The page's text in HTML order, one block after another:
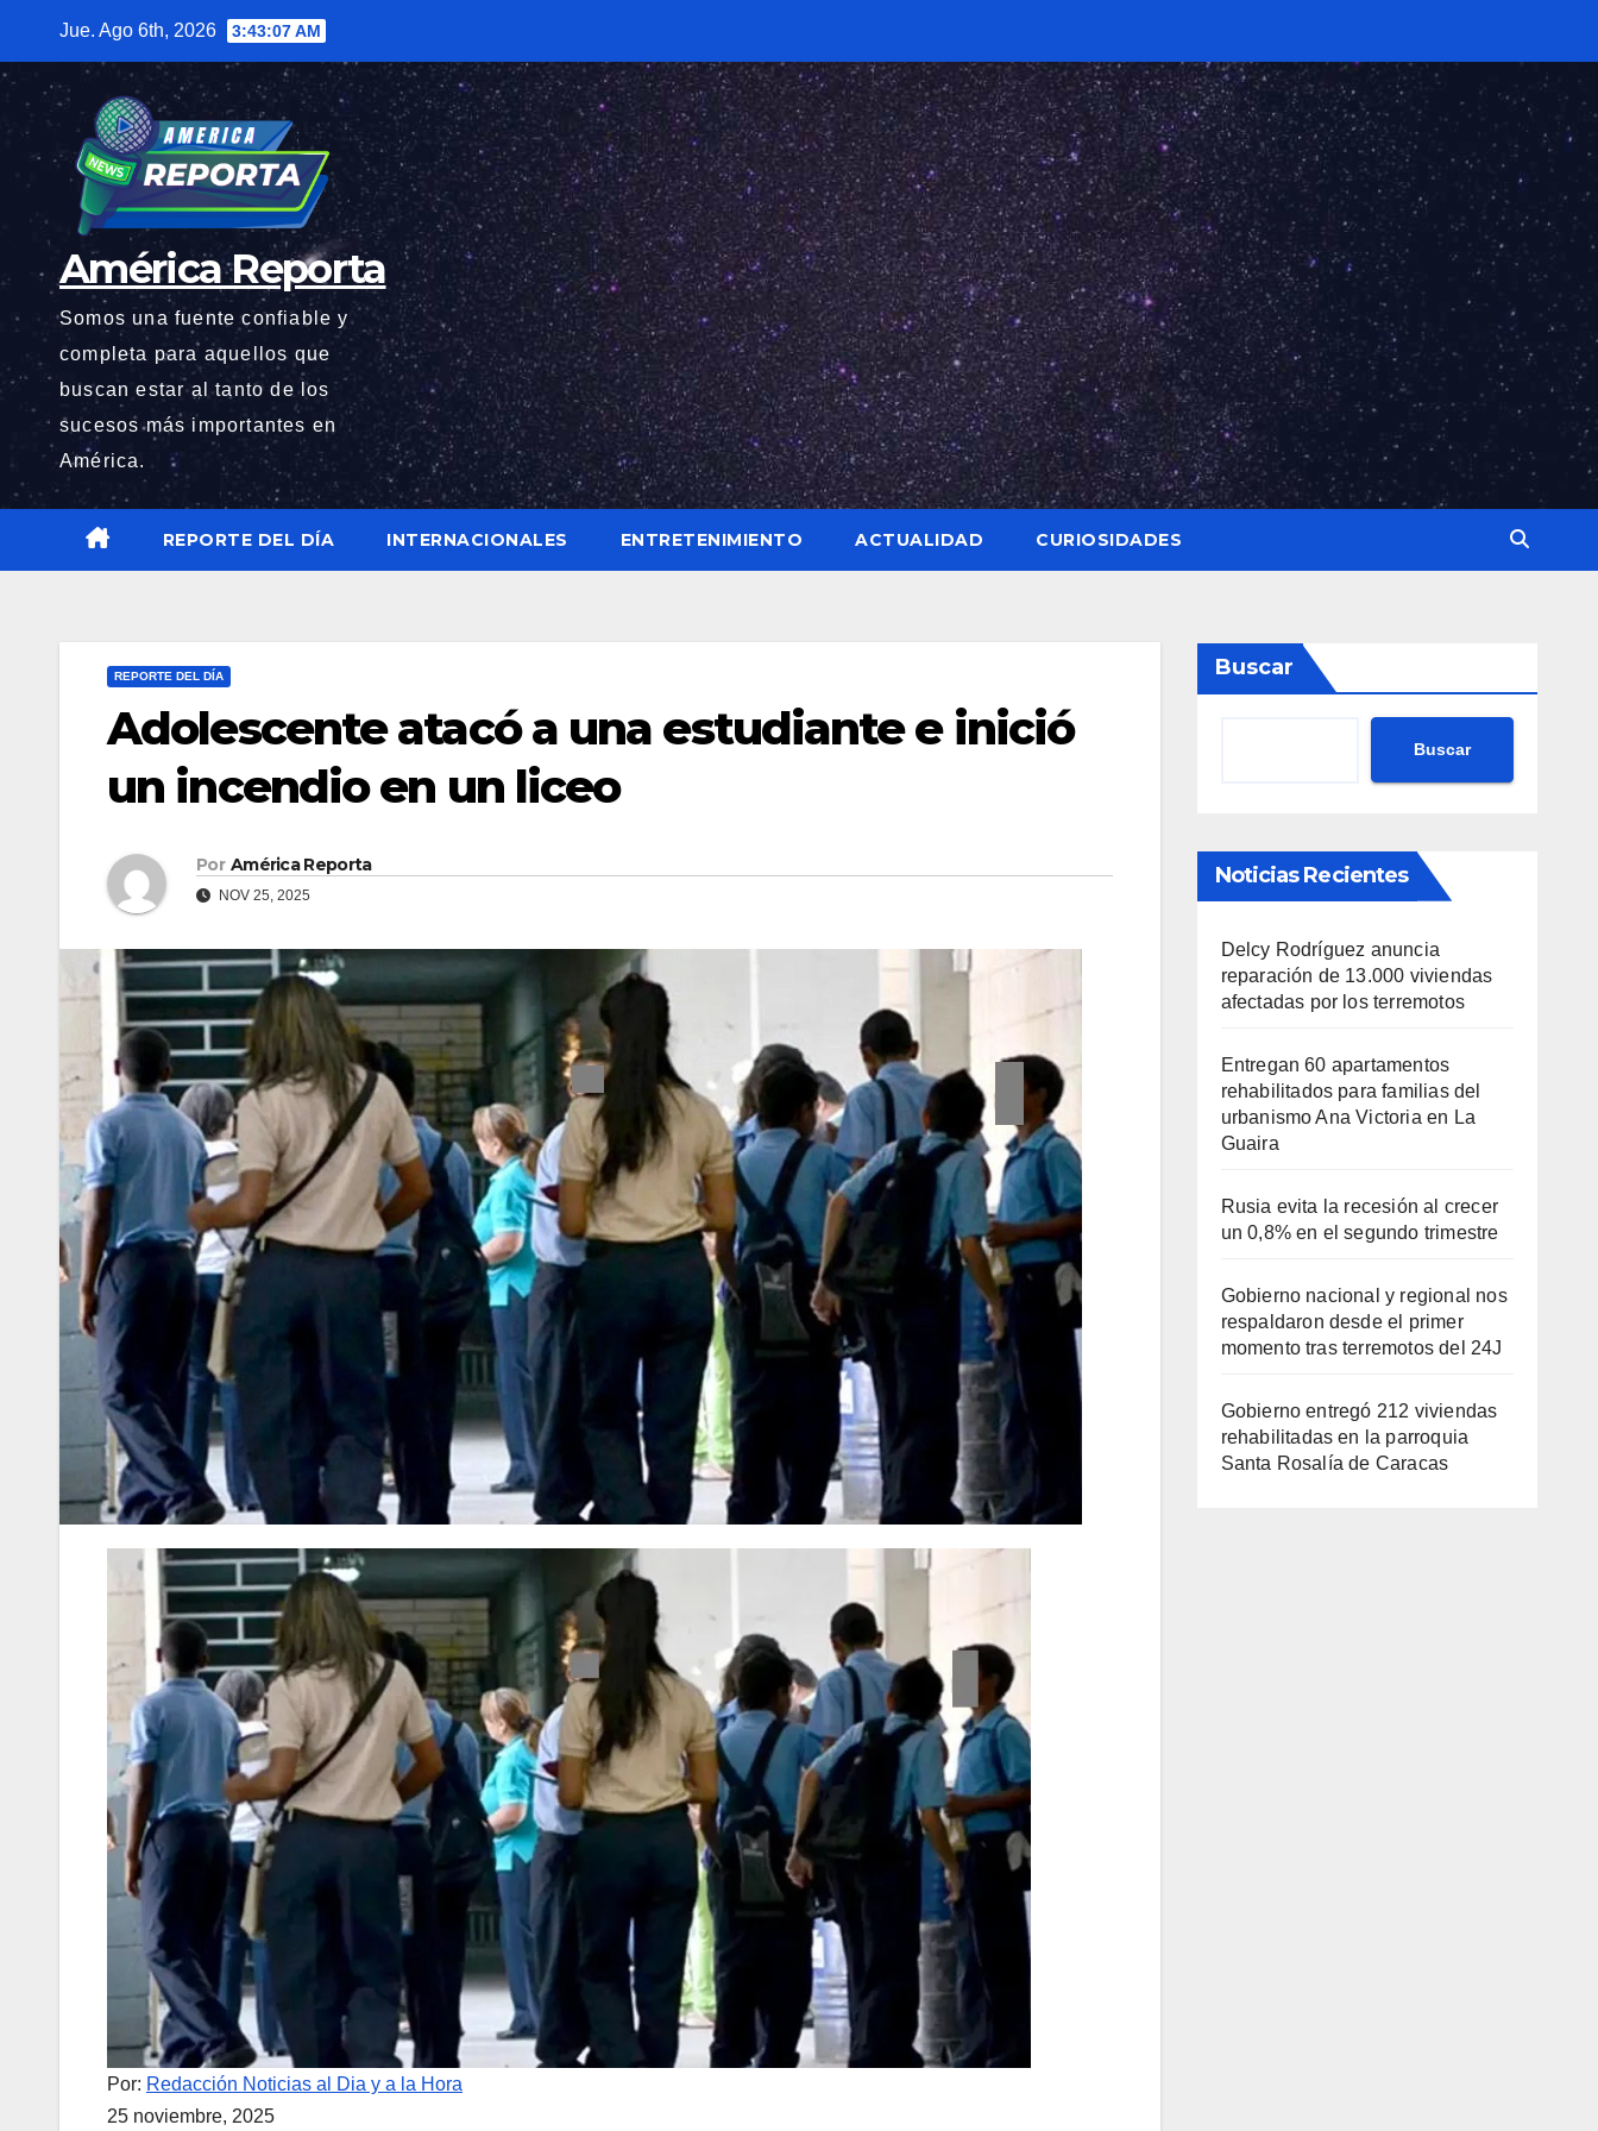
contenido
Jue. Ago 6th, 2026 3:43:08 AM
América Reporta
Somos una fuente confiable y
completa para aquellos que
buscan estar al tanto de los
sucesos más importantes en
América.
REPORTE DEL DÍA INTERNACIONALES ENTRETENIMIENTO ACTUALIDAD CURIOSIDADES
REPORTE DEL DÍA
Adolescente atacó a una estudiante e inició
un incendio en un liceo
Por América Reporta
NOV 25, 2025
Por: Redacción Noticias al Dia y a la Hora
25 noviembre, 2025
Buscar
Buscar
Noticias Recientes
Delcy Rodríguez anuncia
reparación de 13.000 viviendas
afectadas por los terremotos
Entregan 60 apartamentos
rehabilitados para familias del
urbanismo Ana Victoria en La
Guaira
Rusia evita la recesión al crecer
un 0,8% en el segundo trimestre
Gobierno nacional y regional nos
respaldaron desde el primer
momento tras terremotos del 24J
Gobierno entregó 212 viviendas
rehabilitadas en la parroquia
Santa Rosalía de Caracas